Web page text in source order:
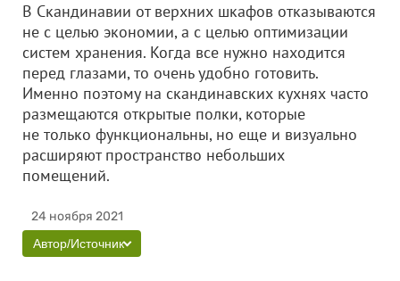
В Скандинавии от верхних шкафов отказываются
не с целью экономии, а с целью оптимизации
систем хранения. Когда все нужно находится
перед глазами, то очень удобно готовить.
Именно поэтому на скандинавских кухнях часто
размещаются открытые полки, которые
не только функциональны, но еще и визуально
расширяют пространство небольших
помещений.
24 ноября 2021
Автор/Источник